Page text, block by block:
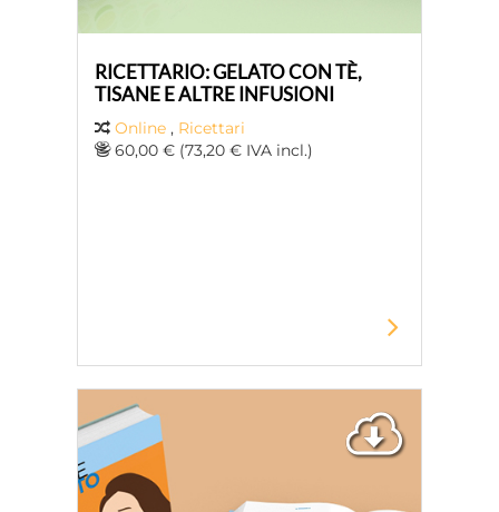
RICETTARIO: GELATO CON TÈ,
TISANE E ALTRE INFUSIONI
Online , Ricettari
60,00 € (73,20 € IVA incl.)